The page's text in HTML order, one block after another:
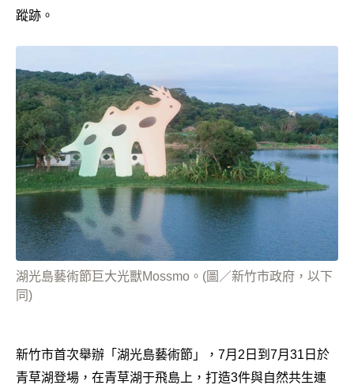
蹤跡。
湖光島藝術節巨大光獸Mossmo。(圖／新竹市政府，以下
同)
新竹市首次舉辦「湖光島藝術節」，7月2日到7月31日於
青草湖登場，在青草湖于飛島上，打造3件與自然共生連